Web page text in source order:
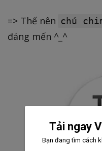
=> Thế nên chú
đáng mến ^_^
Tải ngay
Bạn đang tìm cách